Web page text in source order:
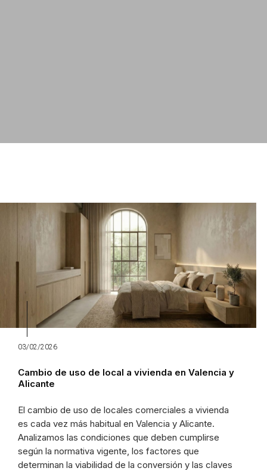
03/02/2026
Cambio de uso de local a vivienda en Valencia y
Alicante
El cambio de uso de locales comerciales a vivienda
es cada vez más habitual en Valencia y Alicante.
Analizamos las condiciones que deben cumplirse
según la normativa vigente, los factores que
determinan la viabilidad de la conversión y las claves